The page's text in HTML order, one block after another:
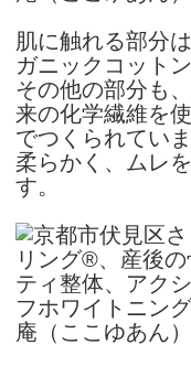
肌に触れる部分
ガニックコットン
その他の部分も
来の化学繊維を
でつくられていま
柔らかく、ムレ
す。